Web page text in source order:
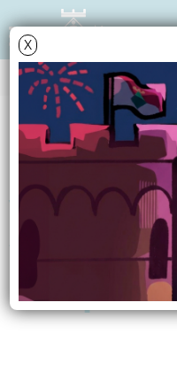
X
NOTÍCIES -
La platja
Vicenç
2026 el